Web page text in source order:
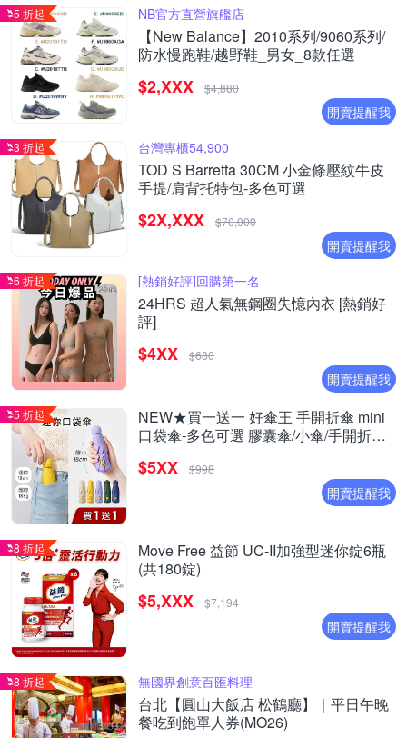
5 折起 NB官方直營旗艦店
【New Balance】2010系列/9060系列/
防水慢跑鞋/越野鞋_男女_8款任選
$2,XXX $4,880
開賣提醒我
3 折起 台灣專櫃54,900
TOD S Barretta 30CM 小金條壓紋牛皮
手提/肩背托特包-多色可選
$2X,XXX $70,000
開賣提醒我
6 折起 [熱銷好評]回購第一名
24HRS 超人氣無鋼圈失憶內衣 [熱銷好
評]
$4XX $680
開賣提醒我
5 折起
NEW★買一送一 好傘王 手開折傘 mini
口袋傘-多色可選 膠囊傘/小傘/手開折傘/
你傘/防曬
$5XX $998
開賣提醒我
8 折起
Move Free 益節 UC-II加強型迷你錠6瓶
(共180錠)
$5,XXX $7,194
開賣提醒我
8 折起 無國界創意百匯料理
台北【圓山大飯店 松鶴廳】｜平日午晚
餐吃到飽單人券(MO26)